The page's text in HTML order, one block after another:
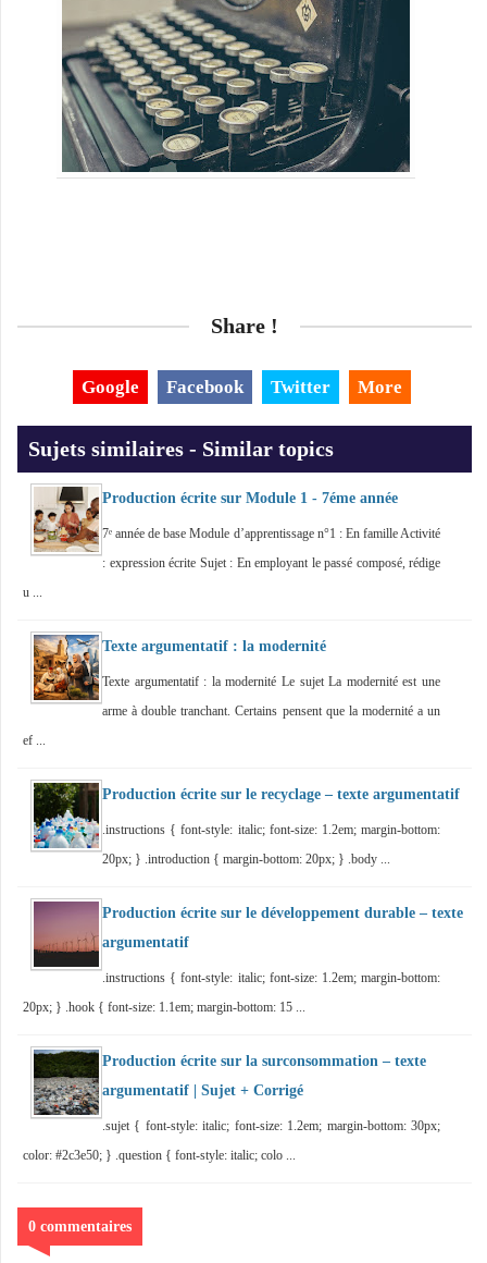
Share !
Google Facebook Twitter More
Sujets similaires - Similar topics
Production écrite sur Module 1 - 7éme année
7ᵉ année de base Module d’apprentissage n°1 : En famille Activité
: expression écrite Sujet : En employant le passé composé, rédige
u ...
Texte argumentatif : la modernité
Texte argumentatif : la modernité Le sujet La modernité est une
arme à double tranchant. Certains pensent que la modernité a un
ef ...
Production écrite sur le recyclage – texte argumentatif
.instructions { font-style: italic; font-size: 1.2em; margin-bottom:
20px; } .introduction { margin-bottom: 20px; } .body ...
Production écrite sur le développement durable – texte
argumentatif
.instructions { font-style: italic; font-size: 1.2em; margin-bottom:
20px; } .hook { font-size: 1.1em; margin-bottom: 15 ...
Production écrite sur la surconsommation – texte
argumentatif | Sujet + Corrigé
.sujet { font-style: italic; font-size: 1.2em; margin-bottom: 30px;
color: #2c3e50; } .question { font-style: italic; colo ...
0 commentaires